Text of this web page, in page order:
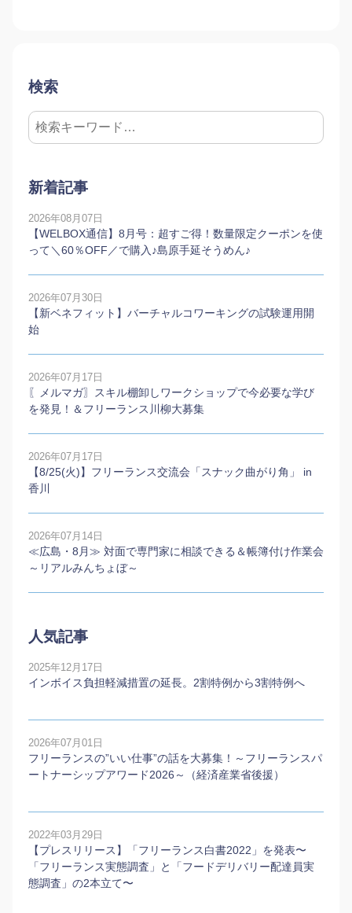
検索
新着記事
2026年08月07日
【WELBOX通信】8月号：超すご得！数量限定クーポンを使
って＼60％OFF／で購入♪島原手延そうめん♪
2026年07月30日
【新ベネフィット】バーチャルコワーキングの試験運用開
始
2026年07月17日
〖メルマガ〗スキル棚卸しワークショップで今必要な学び
を発見！＆フリーランス川柳大募集
2026年07月17日
【8/25(火)】フリーランス交流会「スナック曲がり角」 in
香川
2026年07月14日
≪広島・8月≫ 対面で専門家に相談できる＆帳簿付け作業会
～リアルみんちょぼ～
人気記事
2025年12月17日
インボイス負担軽減措置の延長。2割特例から3割特例へ
2026年07月01日
フリーランスの”いい仕事”の話を大募集！～フリーランスパ
ートナーシップアワード2026～（経済産業省後援）
2022年03月29日
【プレスリリース】「フリーランス白書2022」を発表〜
「フリーランス実態調査」と「フードデリバリー配達員実
態調査」の2本⽴て〜